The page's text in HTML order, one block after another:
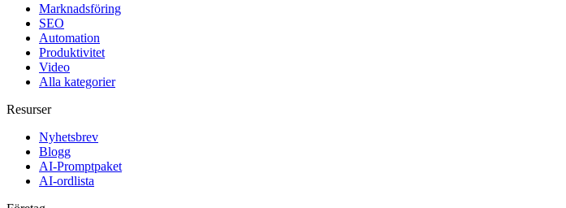
Marknadsföring
SEO
Automation
Produktivitet
Video
Alla kategorier
Resurser
Nyhetsbrev
Blogg
AI-Promptpaket
AI-ordlista